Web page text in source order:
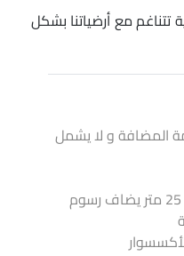
تتناغم مع أرضياتنا بشكل
المضافة و لا يشمل
اذا كانت الكمية أقل من 25 متر يضاف رسوم